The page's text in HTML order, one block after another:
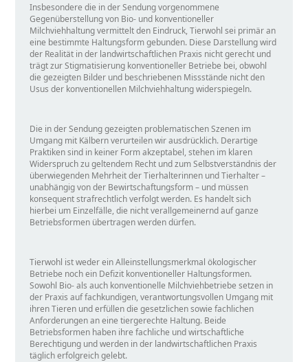
Insbesondere die in der Sendung vorgenommene
Gegenüberstellung von Bio- und konventioneller
Milchviehhaltung vermittelt den Eindruck, Tierwohl sei primär an
eine bestimmte Haltungsform gebunden. Diese Darstellung wird
der Realität in der landwirtschaftlichen Praxis nicht gerecht und
trägt zur Stigmatisierung konventioneller Betriebe bei, obwohl
die gezeigten Bilder und beschriebenen Missstände nicht den
Usus der konventionellen Milchviehhaltung widerspiegeln.
Die in der Sendung gezeigten problematischen Szenen im
Umgang mit Kälbern verurteilen wir ausdrücklich. Derartige
Praktiken sind in keiner Form akzeptabel, stehen im klaren
Widerspruch zu geltendem Recht und zum Selbstverständnis der
überwiegenden Mehrheit der Tierhalterinnen und Tierhalter –
unabhängig von der Bewirtschaftungsform – und müssen
konsequent strafrechtlich verfolgt werden. Es handelt sich
hierbei um Einzelfälle, die nicht verallgemeinernd auf ganze
Betriebsformen übertragen werden dürfen.
Tierwohl ist weder ein Alleinstellungsmerkmal ökologischer
Betriebe noch ein Defizit konventioneller Haltungsformen.
Sowohl Bio- als auch konventionelle Milchviehbetriebe setzen in
der Praxis auf fachkundigen, verantwortungsvollen Umgang mit
ihren Tieren und erfüllen die gesetzlichen sowie fachlichen
Anforderungen an eine tiergerechte Haltung. Beide
Betriebsformen haben ihre fachliche und wirtschaftliche
Berechtigung und werden in der landwirtschaftlichen Praxis
täglich erfolgreich gelebt.